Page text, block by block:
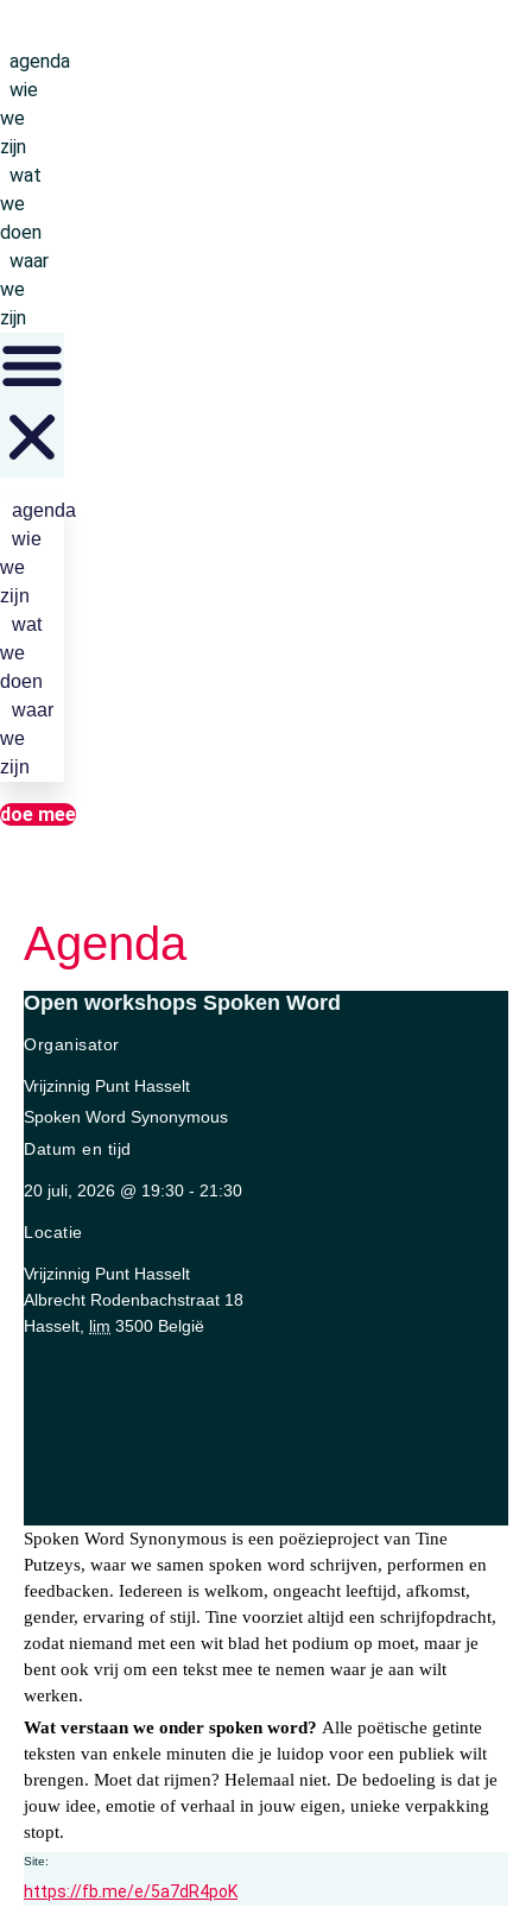
de
inhoud
agenda
wie
we
zijn
wat
we
doen
waar
we
zijn
agenda
wie
we
zijn
wat
we
doen
waar
we
zijn
doe mee
Agenda
Open workshops Spoken Word
Organisator
Vrijzinnig Punt Hasselt
Spoken Word Synonymous
Datum en tijd
20 juli, 2026 @ 19:30 - 21:30
Locatie
Vrijzinnig Punt Hasselt
Albrecht Rodenbachstraat 18
Hasselt lim 3500 België
Spoken Word Synonymous is een poëzieproject van Tine
Putzeys, waar we samen spoken word schrijven, performen en
feedbacken. Iedereen is welkom, ongeacht leeftijd, afkomst,
gender, ervaring of stijl. Tine voorziet altijd een schrijfopdracht,
zodat niemand met een wit blad het podium op moet, maar je
bent ook vrij om een tekst mee te nemen waar je aan wilt
werken.
Wat verstaan we onder spoken word? Alle poëtische getinte
teksten van enkele minuten die je luidop voor een publiek wilt
brengen. Moet dat rijmen? Helemaal niet. De bedoeling is dat je
jouw idee, emotie of verhaal in jouw eigen, unieke verpakking
stopt.
Site:
https://fb.me/e/5a7dR4poK